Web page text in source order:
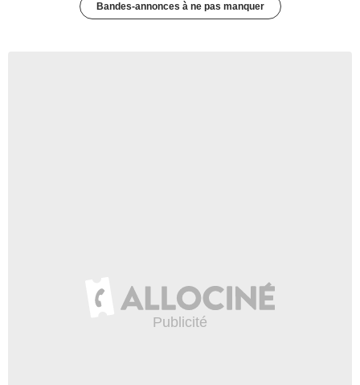
Bandes-annonces à ne pas manquer